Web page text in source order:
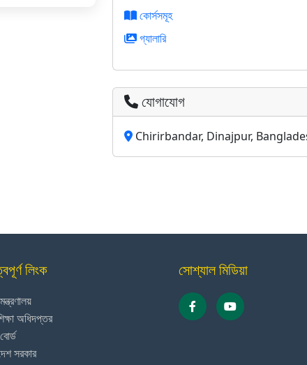
কোর্সসমূহ
গ্যালারি
যোগাযোগ
Chirirbandar, Dinajpur,
লিংক
অধিদপ্তর
সরকার
সোশ্যাল মিডিয়া